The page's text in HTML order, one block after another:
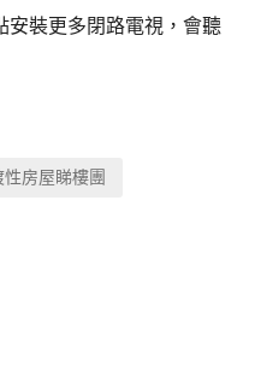
安裝更多閉路電視，會聽
性房屋睇樓團